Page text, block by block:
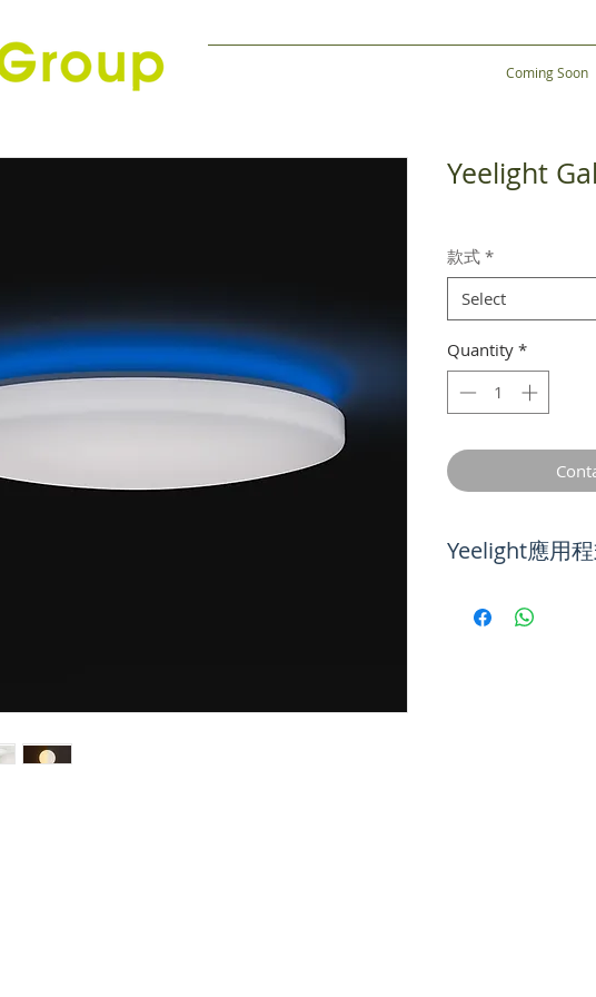
Coming Soon
Yeelight
款式 *
Select
Quantity *
Yeelight應用